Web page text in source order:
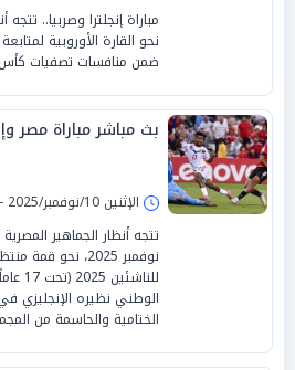
مباراة إنجلترا وصربيا..
نحو القارة الأوروبية
ضمن منافسات تصفيات كأس
بث مباشر مباراة مصر
الإثنين 10/نوفمبر/2025 - 05:08 م
نوفمبر 2025،
الوطني نظيره الإنجليزي
الختامية والحاسمة من